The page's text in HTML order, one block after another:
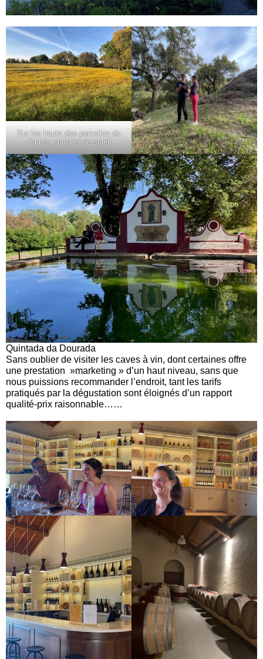
Sur les hauts des parcelles de
Carlos, coucher de soleil
Quintada da Dourada
Sans oublier de visiter les caves à vin, dont certaines offre
une prestation »marketing » d’un haut niveau, sans que
nous puissions recommander l’endroit, tant les tarifs
pratiqués par la dégustation sont éloignés d’un rapport
qualité-prix raisonnable……